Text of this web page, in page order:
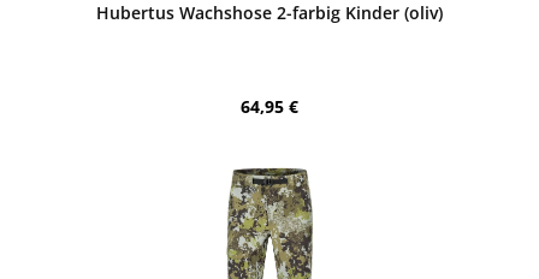
Hubertus Wachshose 2-farbig Kinder (oliv)
Regulärer Preis:
64,95 €